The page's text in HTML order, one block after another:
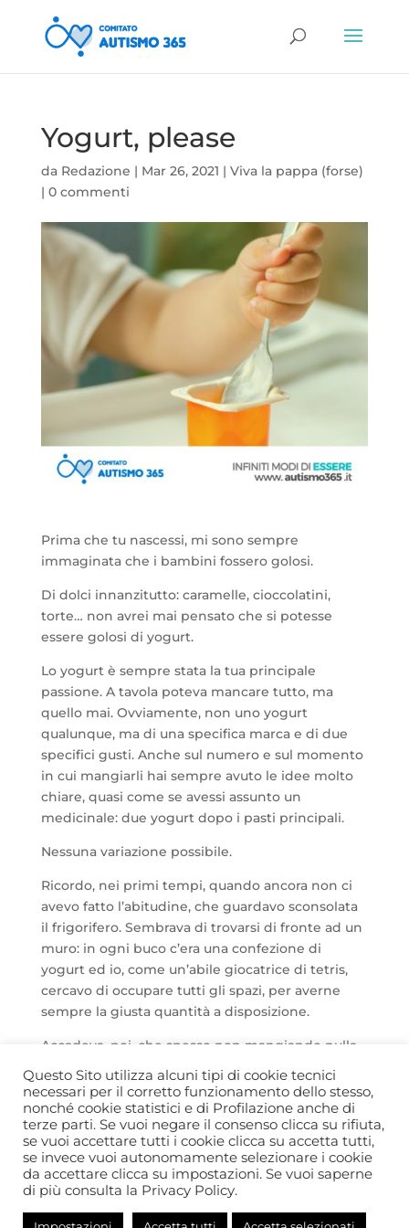
Yogurt, please
da Redazione | Mar 26, 2021 | Viva la pappa (forse)
| 0 commenti
Prima che tu nascessi, mi sono sempre
immaginata che i bambini fossero golosi.
Di dolci innanzitutto: caramelle, cioccolatini,
torte… non avrei mai pensato che si potesse
essere golosi di yogurt.
Lo yogurt è sempre stata la tua principale
passione. A tavola poteva mancare tutto, ma
quello mai. Ovviamente, non uno yogurt
qualunque, ma di una specifica marca e di due
specifici gusti. Anche sul numero e sul momento
in cui mangiarli hai sempre avuto le idee molto
chiare, quasi come se avessi assunto un
medicinale: due yogurt dopo i pasti principali.
Nessuna variazione possibile.
Ricordo, nei primi tempi, quando ancora non ci
avevo fatto l’abitudine, che guardavo sconsolata
il frigorifero. Sembrava di trovarsi di fronte ad un
muro: in ogni buco c’era una confezione di
yogurt ed io, come un’abile giocatrice di tetris,
cercavo di occupare tutti gli spazi, per averne
sempre la giusta quantità a disposizione.
Accadeva, poi, che spesso non mangiando nulla
di quello che c’era in tavola, il tuo piatto forte
fosse proprio lo yogurt. Ed io triste e sconsolata
mi immaginavo che, una mattina, al tuo posto
nel letto avrei trovato un grande fermento
lattico.
FdM
Questo Sito utilizza alcuni tipi di cookie tecnici
necessari per il corretto funzionamento dello stesso,
nonché cookie statistici e di Profilazione anche di
terze parti. Se vuoi negare il consenso clicca su rifiuta,
se vuoi accettare tutti i cookie clicca su accetta tutti,
se invece vuoi autonomamente selezionare i cookie
da accettare clicca su impostazioni. Se vuoi saperne
di più consulta la Privacy Policy.